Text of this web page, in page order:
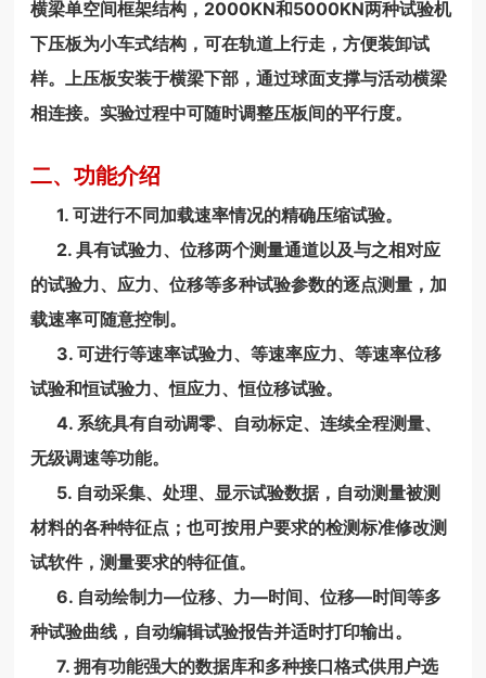
横梁单空间框架结构，2000KN和5000KN两种试验机
下压板为小车式结构，可在轨道上行走，方便装卸试
样。上压板安装于横梁下部，通过球面支撑与活动横梁
相连接。实验过程中可随时调整压板间的平行度。
二、功能介绍
1. 可进行不同加载速率情况的精确压缩试验。
2. 具有试验力、位移两个测量通道以及与之相对应
的试验力、应力、位移等多种试验参数的逐点测量，加
载速率可随意控制。
3. 可进行等速率试验力、等速率应力、等速率位移
试验和恒试验力、恒应力、恒位移试验。
4. 系统具有自动调零、自动标定、连续全程测量、
无级调速等功能。
5. 自动采集、处理、显示试验数据，自动测量被测
材料的各种特征点；也可按用户要求的检测标准修改测
试软件，测量要求的特征值。
6. 自动绘制力—位移、力—时间、位移—时间等多
种试验曲线，自动编辑试验报告并适时打印输出。
7. 拥有功能强大的数据库和多种接口格式供用户选